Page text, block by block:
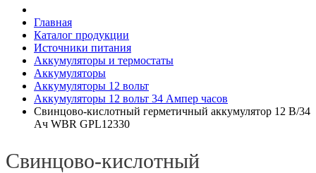
Главная
Каталог продукции
Источники питания
Аккумуляторы и термостаты
Аккумуляторы
Аккумуляторы 12 вольт
Аккумуляторы 12 вольт 34 Ампер часов
Свинцово-кислотный герметичный аккумулятор 12 В/34
Ач WBR GPL12330
Свинцово-кислотный